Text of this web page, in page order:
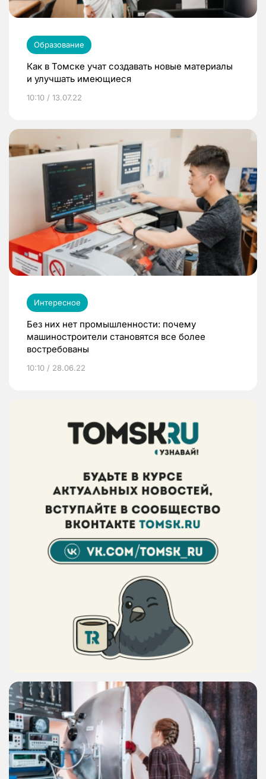
Образование
Как в Томске учат создавать новые материалы
и улучшать имеющиеся
10:10 / 13.07.22
Интересное
Без них нет промышленности: почему
машиностроители становятся все более
востребованы
10:10 / 28.06.22